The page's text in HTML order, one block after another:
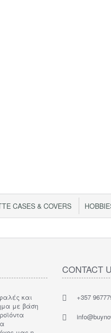
CASES & COVERS
και
με βάση
CONTACT
+357